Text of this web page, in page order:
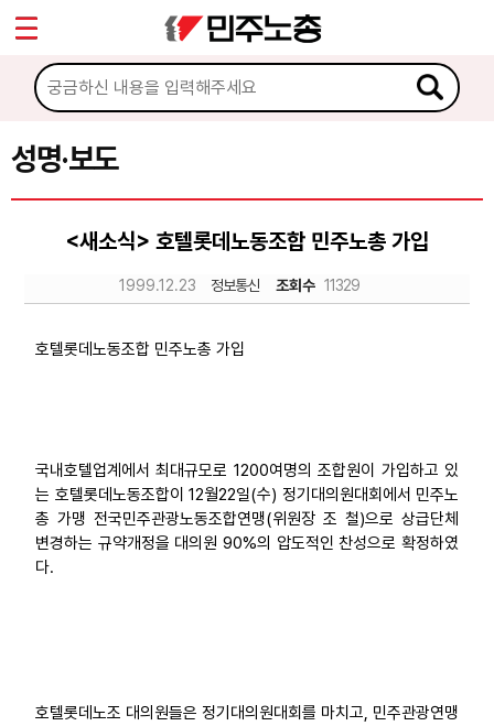
성명·보도
<새소식> 호텔롯데노동조합 민주노총 가입
1999.12.23 정보통신 조회수 11329
호텔롯데노동조합 민주노총 가입
국내호텔업계에서 최대규모로 1200여명의 조합원이 가입하고 있
는 호텔롯데노동조합이 12월22일(수) 정기대의원대회에서 민주노
총 가맹 전국민주관광노동조합연맹(위원장 조 철)으로 상급단체
변경하는 규약개정을 대의원 90%의 압도적인 찬성으로 확정하였
다.
호텔롯데노조 대의원들은 정기대의원대회를 마치고, 민주관광연맹
마이페이지
소개
소식
공지사항
성명·보도
노동상담
부설기관
업무
Sketchbook5, 스케치북5
Sketchbook5, 스케치북5